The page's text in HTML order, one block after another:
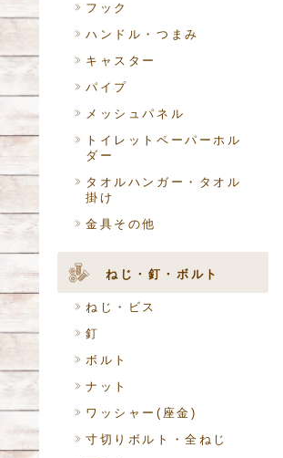
フック
ハンドル・つまみ
キャスター
パイプ
メッシュパネル
トイレットペーパーホル
ダー
タオルハンガー・タオル
掛け
金具その他
ねじ・釘・ボルト
ねじ・ビス
釘
ボルト
ナット
ワッシャー(座金)
寸切りボルト・全ねじ